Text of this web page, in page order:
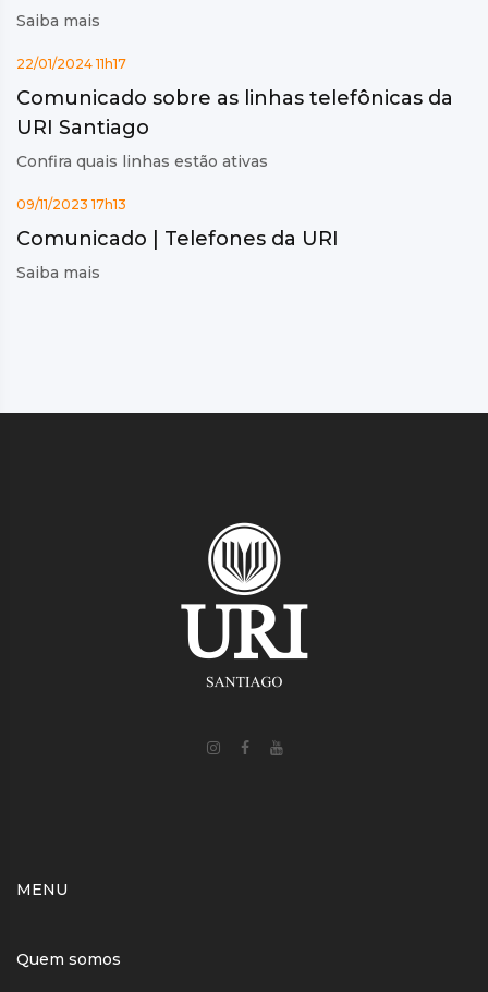
Saiba mais
22/01/2024 11h17
Comunicado sobre as linhas telefônicas da
URI Santiago
Confira quais linhas estão ativas
09/11/2023 17h13
Comunicado | Telefones da URI
Saiba mais
MENU
Quem somos